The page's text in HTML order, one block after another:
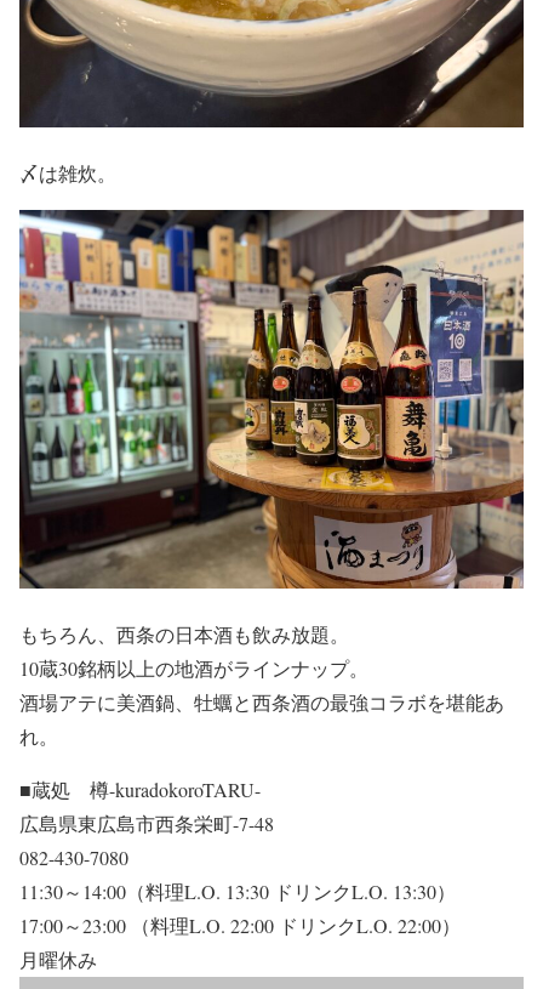
〆は雑炊。
もちろん、西条の日本酒も飲み放題。
10蔵30銘柄以上の地酒がラインナップ。
酒場アテに美酒鍋、牡蠣と西条酒の最強コラボを堪能あ
れ。
■蔵処 樽-kuradokoroTARU-
広島県東広島市西条栄町-7-48
082-430-7080
11:30～14:00（料理L.O. 13:30 ドリンクL.O. 13:30）
17:00～23:00 （料理L.O. 22:00 ドリンクL.O. 22:00）
月曜休み